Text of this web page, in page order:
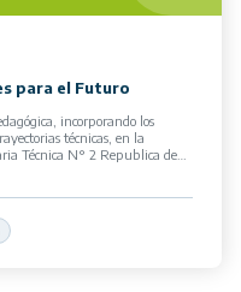
para el Futuro
incorporando los
técnicas, en la
Técnica N° 2 Republica de